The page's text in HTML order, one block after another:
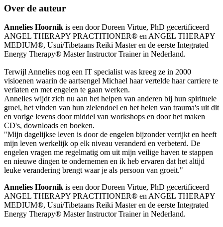
Over de auteur
Annelies Hoornik is een door Doreen Virtue, PhD gecertificeerd
ANGEL THERAPY PRACTITIONER® en ANGEL THERAPY
MEDIUM®, Usui/Tibetaans Reiki Master en de eerste Integrated
Energy Therapy® Master Instructor Trainer in Nederland.
Terwijl Annelies nog een IT specialist was kreeg ze in 2000
visioenen waarin de aartsengel Michael haar vertelde haar carriere te
verlaten en met engelen te gaan werken.
Annelies wijdt zich nu aan het helpen van anderen bij hun spirituele
groei, het vinden van hun zielendoel en het helen van trauma's uit dit
en vorige levens door middel van workshops en door het maken
CD's, downloads en boeken.
"Mijn dagelijkse leven is door de engelen bijzonder verrijkt en heeft
mijn leven werkelijk op elk niveau veranderd en verbeterd. De
engelen vragen me regelmatig om uit mijn veilige haven te stappen
en nieuwe dingen te ondernemen en ik heb ervaren dat het altijd
leuke verandering brengt waar je als persoon van groeit."
Annelies Hoornik is een door Doreen Virtue, PhD gecertificeerd
ANGEL THERAPY PRACTITIONER® en ANGEL THERAPY
MEDIUM®, Usui/Tibetaans Reiki Master en de eerste Integrated
Energy Therapy® Master Instructor Trainer in Nederland.